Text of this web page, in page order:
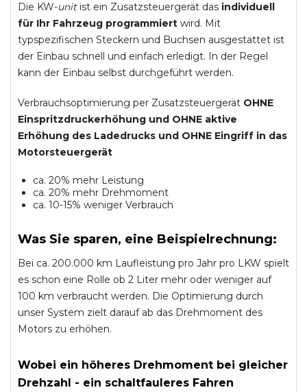
Die KW-unitist ein Zusatzsteuergerät das individuell
für Ihr Fahrzeug programmiert wird. Mit
typspezifischen Steckern und Buchsen ausgestattet ist
der Einbau schnell und einfach erledigt. In der Regel
kann der Einbau selbst durchgeführt werden.
Verbrauchsoptimierung per Zusatzsteuergerät OHNE
Einspritzdruckerhöhung und OHNE aktive
Erhöhung des Ladedrucks und OHNE Eingriff in das
Motorsteuergerät
ca. 20% mehr Leistung
ca. 20% mehr Drehmoment
ca. 10-15% weniger Verbrauch
Was Sie sparen, eine Beispielrechnung:
Bei ca. 200.000 km Laufleistung pro Jahr pro LKW spielt
es schon eine Rolle ob 2 Liter mehr oder weniger auf
100 km verbraucht werden. Die Optimierung durch
unser System zielt darauf ab das Drehmoment des
Motors zu erhöhen.
Wobei ein höheres Drehmoment bei gleicher
Drehzahl - ein schaltfauleres Fahren